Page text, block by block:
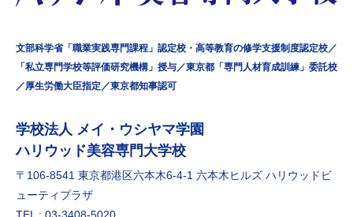
文部科学省「職業実践専門課程」認定校・高等教育の修学支援制度認定校／
「私立専門学校等評価研究機構」授与／東京都「専門人材育成訓練」委託校
／厚生労働大臣指定／東京都知事認可
学校法⼈ メイ・ウシヤマ学園
ハリウッド美容専門大学校
〒106-8541 東京都港区六本⽊6-4-1 六本⽊ヒルズ ハリウッドビ
ューティプラザ